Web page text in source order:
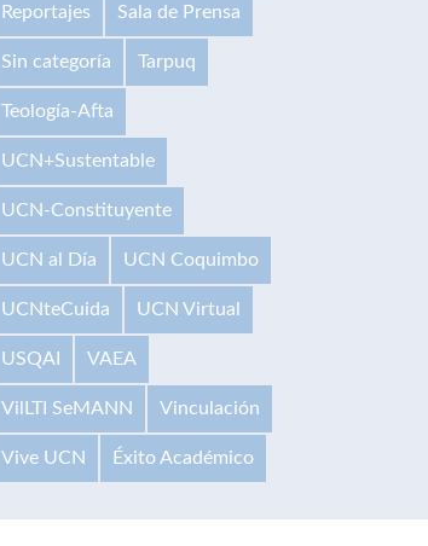
Reportajes Sala de Prensa
Sin categoría Tarpuq
Teología-Afta
UCN+Sustentable
UCN-Constituyente
UCN al Día UCN Coquimbo
UCNteCuida UCN Virtual
USQAI VAEA
VilLTI SeMANN Vinculación
Vive UCN Éxito Académico